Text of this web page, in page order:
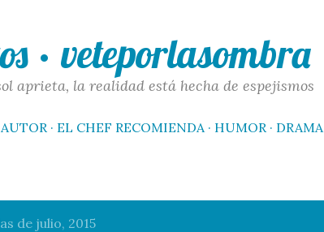
· veteporlasombra
aprieta, la realidad está hecha de espejismos
EL CHEF RECOMIENDA HUMOR DRAMA
de julio, 2015